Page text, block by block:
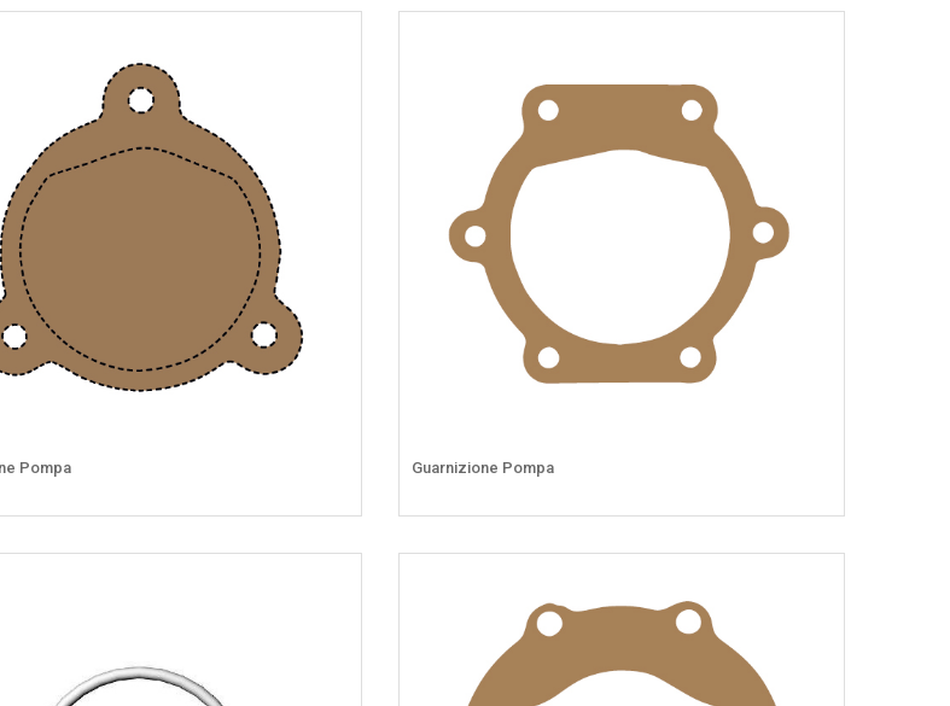
Pompa Guarnizione Pompa